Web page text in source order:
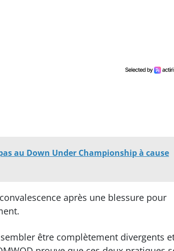
au Down Under Championship à cause
après une blessure pour
être complètement divergents